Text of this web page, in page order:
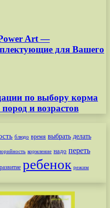
Art —
для Вашего
по выбору корма
и возрастов
блюдо время выбрать делать
кормление надо переть
развитие ребенок режим